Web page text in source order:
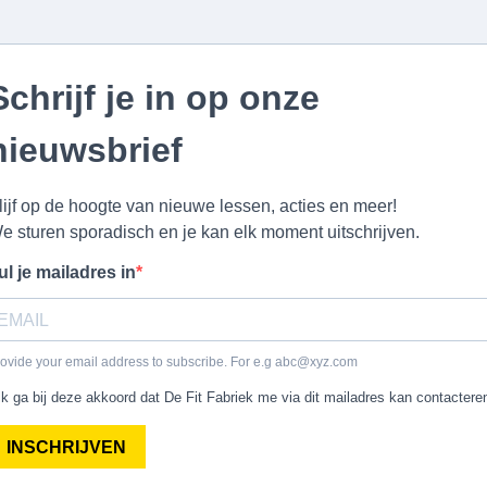
je in op onze
op de hoogte van nieuwe lessen, acties en meer!
sturen sporadisch en je kan elk moment uitschrijven.
je mailadres in
your email address to subscribe. For e.g abc@xyz.com
ga bij deze akkoord dat De Fit Fabriek me via dit mailadres kan
INSCHRIJVEN